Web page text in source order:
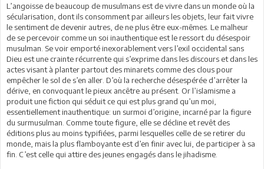
L’angoisse de beaucoup de musulmans est de vivre dans un monde où la
sécularisation, dont ils consomment par ailleurs les objets, leur fait vivre
le sentiment de devenir autres, de ne plus être eux-mêmes. Le malheur
de se percevoir comme un soi inauthentique est le ressort du désespoir
musulman. Se voir emporté inexorablement vers l’exil occidental sans
Dieu est une crainte récurrente qui s’exprime dans les discours et dans les
actes visant à planter partout des minarets comme des clous pour
empêcher le sol de s’en aller. D’où la recherche désespérée d’arrêter la
dérive, en convoquant le pieux ancêtre au présent. Or l’islamisme a
produit une fiction qui séduit ce qui est plus grand qu’un moi,
essentiellement inauthentique: un surmoi d’origine, incarné par la figure
du surmusulman. Comme toute figure, elle se décline et revêt des
éditions plus au moins typifiées, parmi lesquelles celle de se retirer du
monde, mais la plus flamboyante est d’en finir avec lui, de participer à sa
fin. C’est celle qui attire des jeunes engagés dans le jihadisme.